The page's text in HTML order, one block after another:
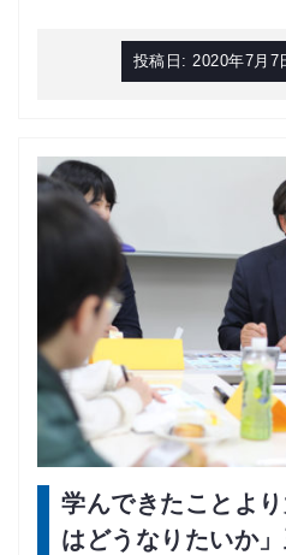
投稿日: 2020年7月7
学んできたことよ
はどうなりたいか